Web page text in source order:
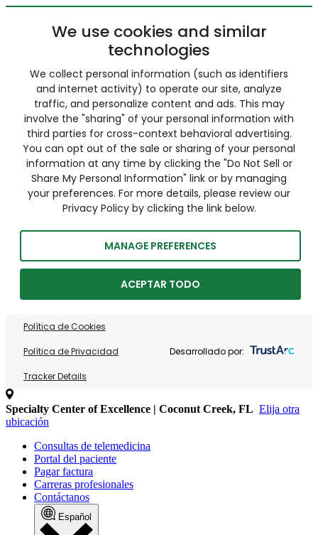
We use cookies and similar
technologies
We collect personal information (such as identifiers
and internet activity) to operate our site, analyze
traffic, and personalize content and ads. This may
involve the "sharing" of your personal information with
third parties for cross-context behavioral advertising.
You can opt out of the sale or sharing of your personal
information at any time by clicking the "Do Not Sell or
Share My Personal Information" link or by managing
your preferences. For more details, please review our
Privacy Policy by clicking the link below.
MANAGE PREFERENCES
ACEPTAR TODO
Política de Cookies
Política de Privacidad
Tracker Details
Desarrollado por:
Specialty Center of Excellence | Coconut Creek, FL Elija otra
ubicación
Consultas de telemedicina
Portal del paciente
Pagar factura
Carreras profesionales
Contáctanos
Español